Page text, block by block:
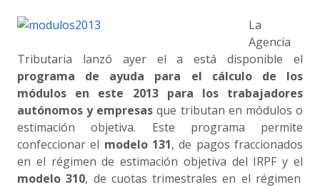
La
Agencia
Tributaria lanzó ayer el a está disponible el
programa de ayuda para el cálculo de los
módulos en este 2013 para los trabajadores
autónomos y empresas que tributan en módulos o
estimación objetiva. Este programa permite
confeccionar el modelo 131, de pagos fraccionados
en el régimen de estimación objetiva del IRPF y el
modelo 310, de cuotas trimestrales en el régimen